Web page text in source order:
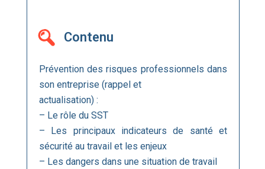
Contenu
Prévention des risques professionnels dans
son entreprise (rappel et
actualisation) :
– Le rôle du SST
– Les principaux indicateurs de santé et
sécurité au travail et les enjeux
– Les dangers dans une situation de travail